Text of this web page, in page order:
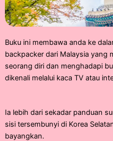
Buku ini membawa anda ke
backpacker dari Malaysia yang
seorang diri dan menghadapi
dikenali melalui kaca TV atau
Ia lebih dari sekadar panduan
sisi tersembunyi di Korea
bayangkan.